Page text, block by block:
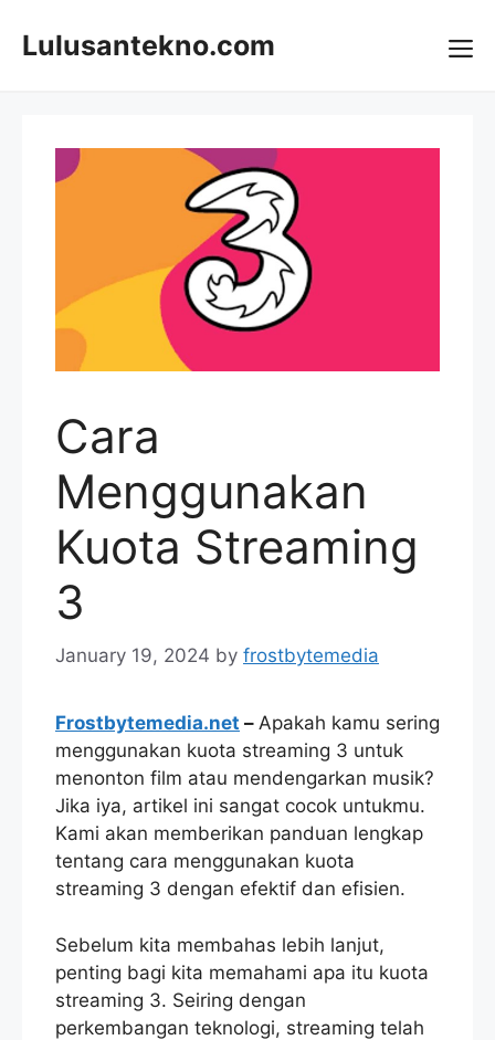
Lulusantekno.com
Cara
Menggunakan
Kuota Streaming
3
January 19, 2024 by frostbytemedia
Frostbytemedia.net – Apakah kamu sering
menggunakan kuota streaming 3 untuk
menonton film atau mendengarkan musik?
Jika iya, artikel ini sangat cocok untukmu.
Kami akan memberikan panduan lengkap
tentang cara menggunakan kuota
streaming 3 dengan efektif dan efisien.
Sebelum kita membahas lebih lanjut,
penting bagi kita memahami apa itu kuota
streaming 3. Seiring dengan
perkembangan teknologi, streaming telah